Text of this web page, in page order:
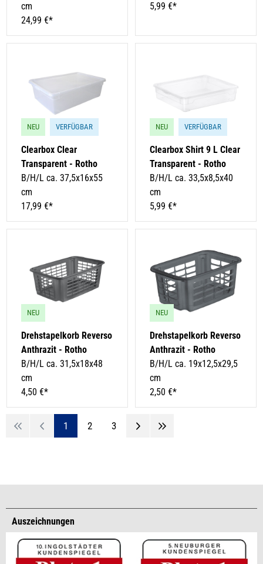
cm
24,99 €*
5,99 €*
NEU VERFÜGBAR
Clearbox Clear
Transparent - Rotho
B/H/L ca. 37,5x16x55
cm
17,99 €*
NEU VERFÜGBAR
Clearbox Shirt 9 L Clear
Transparent - Rotho
B/H/L ca. 33,5x8,5x40
cm
5,99 €*
NEU
Drehstapelkorb Reverso
Anthrazit - Rotho
B/H/L ca. 31,5x18x48
cm
4,50 €*
NEU
Drehstapelkorb Reverso
Anthrazit - Rotho
B/H/L ca. 19x12,5x29,5
cm
2,50 €*
1 2 3
Auszeichnungen